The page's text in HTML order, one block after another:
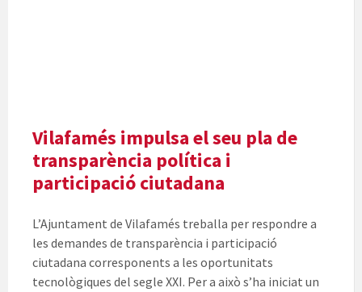
Vilafamés impulsa el seu pla de
transparència política i
participació ciutadana
L’Ajuntament de Vilafamés treballa per respondre a
les demandes de transparència i participació
ciutadana corresponents a les oportunitats
tecnològiques del segle XXI. Per a això s’ha iniciat un